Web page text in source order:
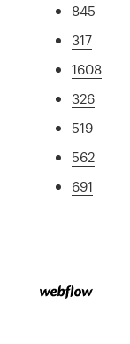
845
317
1608
326
519
562
691